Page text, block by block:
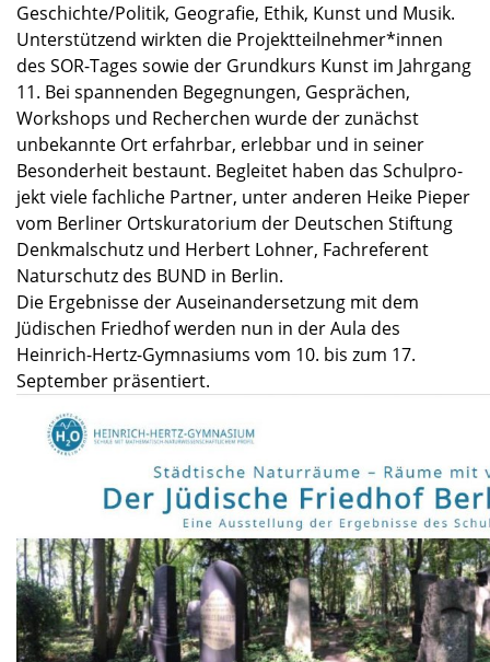
Geschichte/Politik, Geogra­fie, Ethik, Kunst und Musik.
Unter­stüt­zend wirkten die Projektteilnehmer*innen
des SOR-Tages sowie der Grund­kurs Kunst im Jahrgang
11. Bei spannen­den Begeg­nun­gen, Gesprä­chen,
Workshops und Recher­chen wurde der zunächst
unbekannte Ort erfahr­bar, erleb­bar und in seiner
Beson­der­heit bestaunt. Beglei­tet haben das Schul­pro­
jekt viele fachli­che Partner, unter anderen Heike Pieper
vom Berli­ner Ortsku­ra­to­rium der Deutschen Stiftung
Denkmal­schutz und Herbert Lohner, Fachre­fe­rent
Natur­schutz des BUND in Berlin.
Die Ergeb­nisse der Ausein­an­der­set­zung mit dem
Jüdischen Fried­hof werden nun in der Aula des
Heinrich-Hertz-Gymnasiums vom 10. bis zum 17.
Septem­ber präsen­tiert.